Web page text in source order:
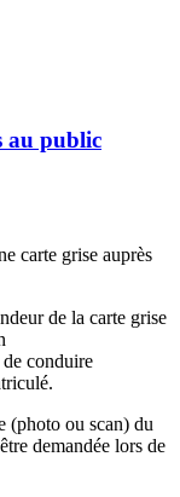
au public
carte grise auprès
de la carte grise
conduire
(photo ou scan) du
demandée lors de